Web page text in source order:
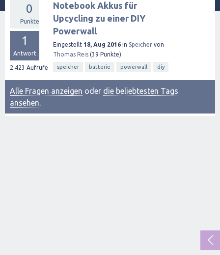
0
Punkte
1
Antwort
2.423 Aufrufe
Notebook Akkus für
Upcycling zu einer DIY
Powerwall
Eingestellt 18, Aug 2016 in Speicher von
Thomas Reis (39 Punkte)
speicher batterie powerwall diy
Alle Fragen anzeigen oder die beliebtesten Tags
ansehen.